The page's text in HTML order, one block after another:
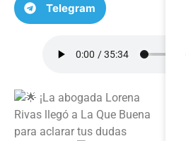
Telegram
¡La abogada Lorena
Rivas llegó a La Que Buena
para aclarar tus dudas